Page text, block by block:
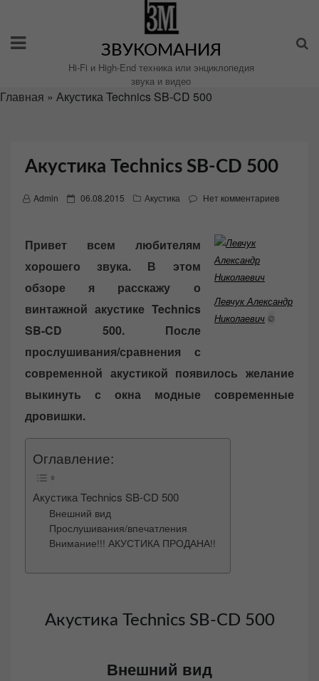
содержимому
ЗВУКОМАНИЯ
Hi-Fi и High-End техника или энциклопедия
звука и видео
Главная » Акустика Technics SB-CD 500
Акустика Technics SB-CD 500
Admin
P
e
n
06.08.2015 Акустика Нет комментариев
Левчук Александр
Николаевич ©
Привет всем любителям
хорошего звука. В этом
обзоре я расскажу о
винтажной акустике Technics
SB-CD 500. После
прослушивания/сравнения с
современной акустикой появилось желание
выкинуть с окна модные современные
дровишки.
Оглавление:
Акустика Technics SB-CD 500
Внешний вид
Прослушивания/впечатления
Внимание!!! АКУСТИКА ПРОДАНА!!
Акустика Technics SB-CD 500
Внешний вид